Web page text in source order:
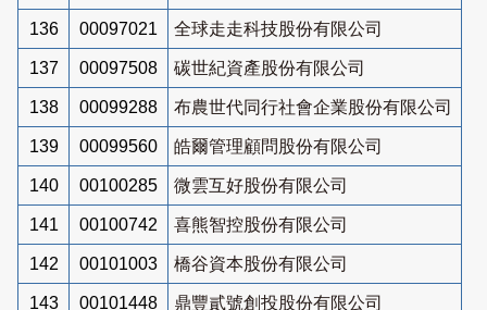
136 00097021 全球走走科技股份有限公司
137 00097508 碳世紀資產股份有限公司
138 00099288 布農世代同行社會企業股份有限公司
139 00099560 皓爾管理顧問股份有限公司
140 00100285 微雲互好股份有限公司
141 00100742 喜熊智控股份有限公司
142 00101003 橋谷資本股份有限公司
143 00101448 鼎豐貳號創投股份有限公司